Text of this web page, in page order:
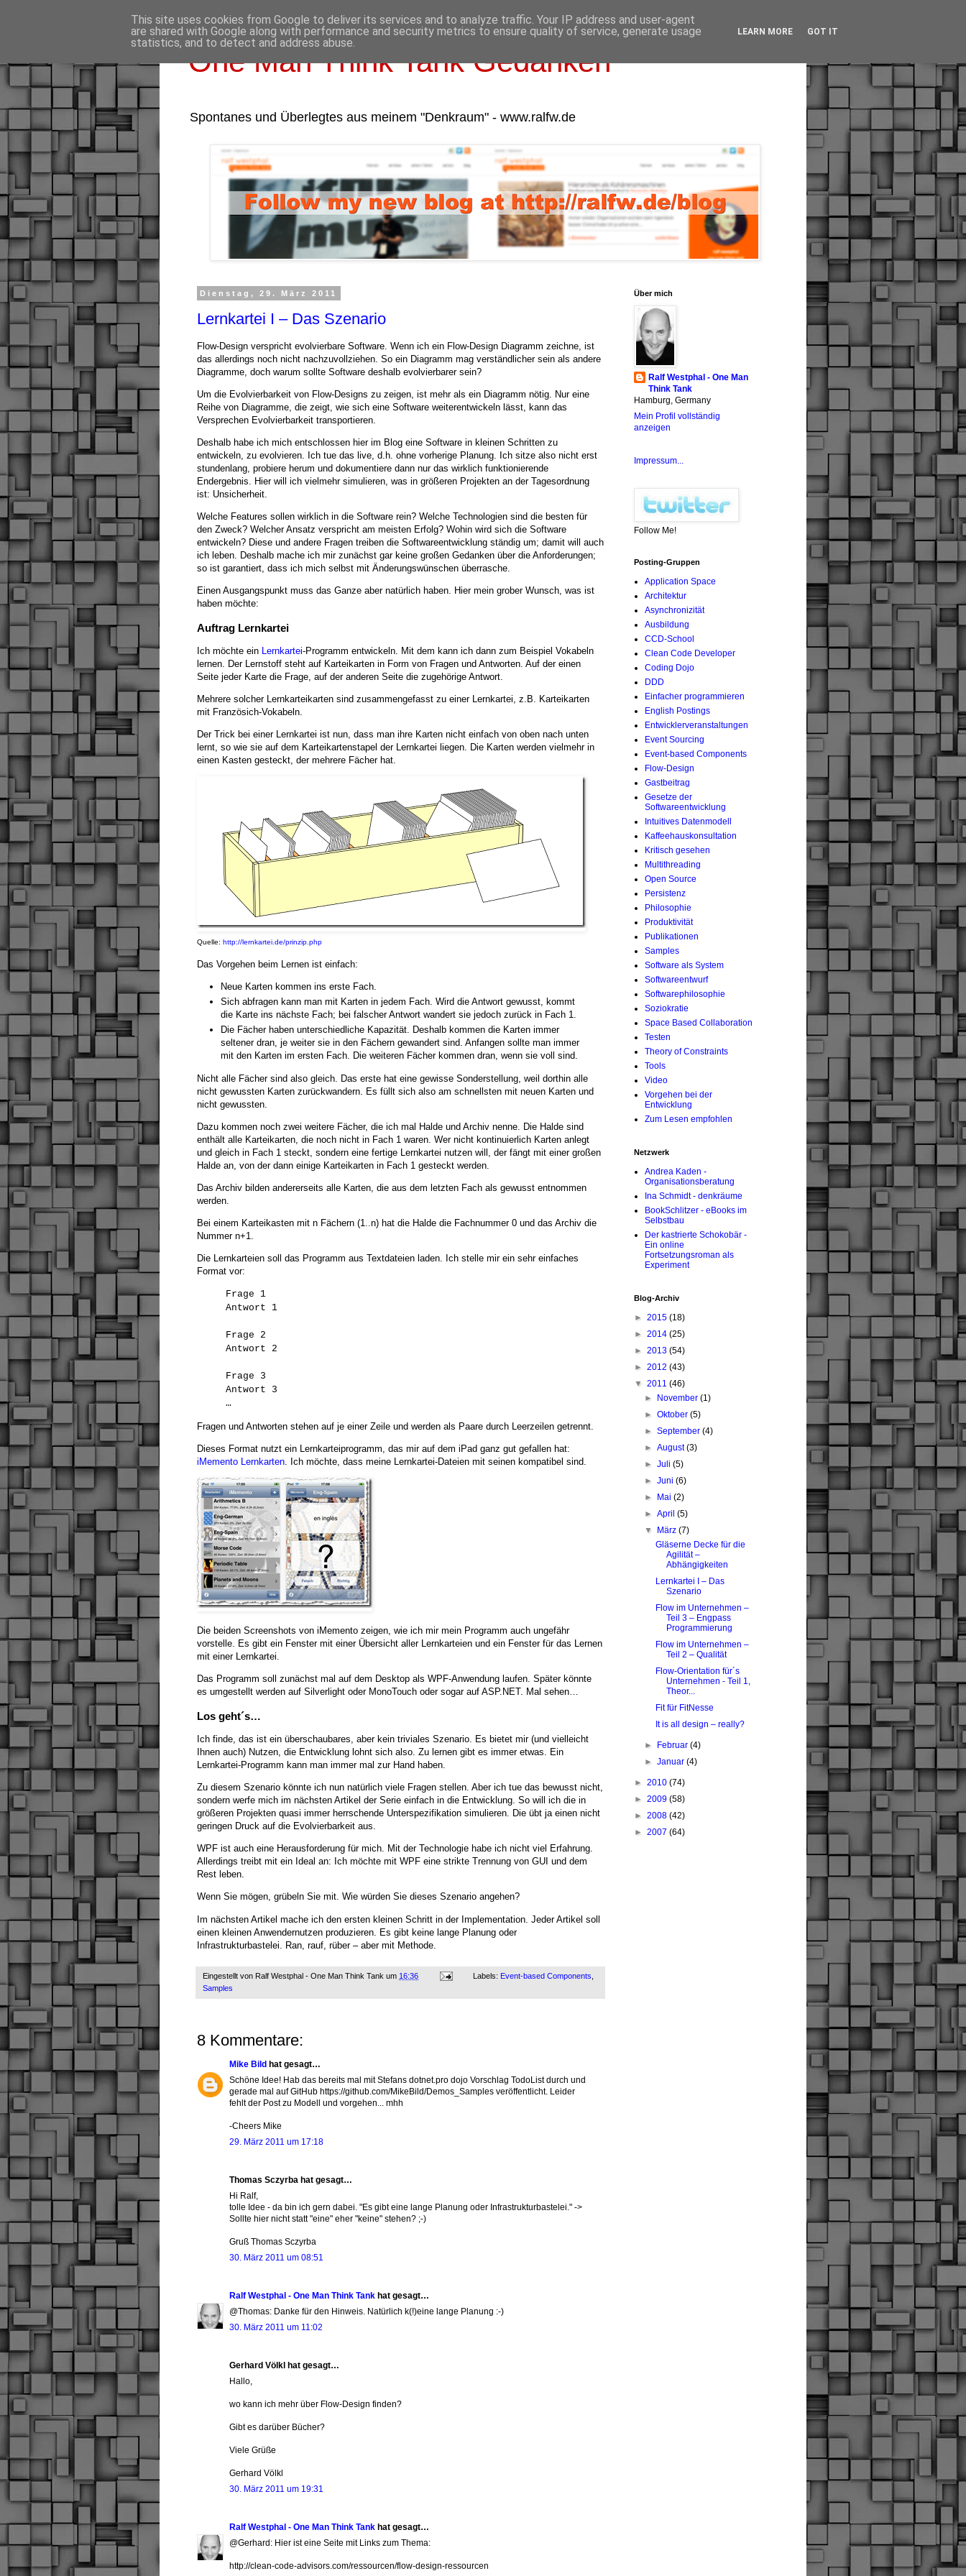
One Man Think Tank Gedanken
Spontanes und Überlegtes aus meinem "Denkraum" - www.ralfw.de
Dienstag, 29. März 2011
Lernkartei I – Das Szenario
Flow-Design verspricht evolvierbare Software. Wenn ich ein Flow-Design Diagramm zeichne, ist
das allerdings noch nicht nachzuvollziehen. So ein Diagramm mag verständlicher sein als andere
Diagramme, doch warum sollte Software deshalb evolvierbarer sein?
Um die Evolvierbarkeit von Flow-Designs zu zeigen, ist mehr als ein Diagramm nötig. Nur eine
Reihe von Diagramme, die zeigt, wie sich eine Software weiterentwickeln lässt, kann das
Versprechen Evolvierbarkeit transportieren.
Deshalb habe ich mich entschlossen hier im Blog eine Software in kleinen Schritten zu
entwickeln, zu evolvieren. Ich tue das live, d.h. ohne vorherige Planung. Ich sitze also nicht erst
stundenlang, probiere herum und dokumentiere dann nur das wirklich funktionierende
Endergebnis. Hier will ich vielmehr simulieren, was in größeren Projekten an der Tagesordnung
ist: Unsicherheit.
Welche Features sollen wirklich in die Software rein? Welche Technologien sind die besten für
den Zweck? Welcher Ansatz verspricht am meisten Erfolg? Wohin wird sich die Software
entwickeln? Diese und andere Fragen treiben die Softwareentwicklung ständig um; damit will auch
ich leben. Deshalb mache ich mir zunächst gar keine großen Gedanken über die Anforderungen;
so ist garantiert, dass ich mich selbst mit Änderungswünschen überrasche.
Einen Ausgangspunkt muss das Ganze aber natürlich haben. Hier mein grober Wunsch, was ist
haben möchte:
Auftrag Lernkartei
Ich möchte ein Lernkartei-Programm entwickeln. Mit dem kann ich dann zum Beispiel Vokabeln
lernen. Der Lernstoff steht auf Karteikarten in Form von Fragen und Antworten. Auf der einen
Seite jeder Karte die Frage, auf der anderen Seite die zugehörige Antwort.
Mehrere solcher Lernkarteikarten sind zusammengefasst zu einer Lernkartei, z.B. Karteikarten
mit Französich-Vokabeln.
Der Trick bei einer Lernkartei ist nun, dass man ihre Karten nicht einfach von oben nach unten
lernt, so wie sie auf dem Karteikartenstapel der Lernkartei liegen. Die Karten werden vielmehr in
einen Kasten gesteckt, der mehrere Fächer hat.
Quelle: http://lernkartei.de/prinzip.php
Das Vorgehen beim Lernen ist einfach:
Neue Karten kommen ins erste Fach.
Sich abfragen kann man mit Karten in jedem Fach. Wird die Antwort gewusst, kommt
die Karte ins nächste Fach; bei falscher Antwort wandert sie jedoch zurück in Fach 1.
Die Fächer haben unterschiedliche Kapazität. Deshalb kommen die Karten immer
seltener dran, je weiter sie in den Fächern gewandert sind. Anfangen sollte man immer
mit den Karten im ersten Fach. Die weiteren Fächer kommen dran, wenn sie voll sind.
Nicht alle Fächer sind also gleich. Das erste hat eine gewisse Sonderstellung, weil dorthin alle
nicht gewussten Karten zurückwandern. Es füllt sich also am schnellsten mit neuen Karten und
nicht gewussten.
Dazu kommen noch zwei weitere Fächer, die ich mal Halde und Archiv nenne. Die Halde sind
enthält alle Karteikarten, die noch nicht in Fach 1 waren. Wer nicht kontinuierlich Karten anlegt
und gleich in Fach 1 steckt, sondern eine fertige Lernkartei nutzen will, der fängt mit einer großen
Halde an, von der dann einige Karteikarten in Fach 1 gesteckt werden.
Das Archiv bilden andererseits alle Karten, die aus dem letzten Fach als gewusst entnommen
werden.
Bei einem Karteikasten mit n Fächern (1..n) hat die Halde die Fachnummer 0 und das Archiv die
Nummer n+1.
Die Lernkarteien soll das Programm aus Textdateien laden. Ich stelle mir ein sehr einfaches
Format vor:
Frage 1
Antwort 1
Frage 2
Antwort 2
Frage 3
Antwort 3
…
Fragen und Antworten stehen auf je einer Zeile und werden als Paare durch Leerzeilen getrennt.
Dieses Format nutzt ein Lernkarteiprogramm, das mir auf dem iPad ganz gut gefallen hat:
iMemento Lernkarten . Ich möchte, dass meine Lernkartei-Dateien mit seinen kompatibel sind.
Die beiden Screenshots von iMemento zeigen, wie ich mir mein Programm auch ungefähr
vorstelle. Es gibt ein Fenster mit einer Übersicht aller Lernkarteien und ein Fenster für das Lernen
mit einer Lernkartei.
Das Programm soll zunächst mal auf dem Desktop als WPF-Anwendung laufen. Später könnte
es umgestellt werden auf Silverlight oder MonoTouch oder sogar auf ASP.NET. Mal sehen…
Los geht´s…
Ich finde, das ist ein überschaubares, aber kein triviales Szenario. Es bietet mir (und vielleicht
Ihnen auch) Nutzen, die Entwicklung lohnt sich also. Zu lernen gibt es immer etwas. Ein
Lernkartei-Programm kann man immer mal zur Hand haben.
Zu diesem Szenario könnte ich nun natürlich viele Fragen stellen. Aber ich tue das bewusst nicht,
sondern werfe mich im nächsten Artikel der Serie einfach in die Entwicklung. So will ich die in
größeren Projekten quasi immer herrschende Unterspezifikation simulieren. Die übt ja einen nicht
geringen Druck auf die Evolvierbarkeit aus.
WPF ist auch eine Herausforderung für mich. Mit der Technologie habe ich nicht viel Erfahrung.
Allerdings treibt mit ein Ideal an: Ich möchte mit WPF eine strikte Trennung von GUI und dem
Rest leben.
Wenn Sie mögen, grübeln Sie mit. Wie würden Sie dieses Szenario angehen?
Im nächsten Artikel mache ich den ersten kleinen Schritt in der Implementation. Jeder Artikel soll
einen kleinen Anwendernutzen produzieren. Es gibt keine lange Planung oder
Infrastrukturbastelei. Ran, rauf, rüber – aber mit Methode.
Eingestellt von Ralf Westphal - One Man Think Tank um 16:36 Labels: Event-based Components
Samples
8 Kommentare:
Mike Bild hat gesagt…
Schöne Idee! Hab das bereits mal mit Stefans dotnet.pro dojo Vorschlag TodoList durch und
gerade mal auf GitHub https://github.com/MikeBild/Demos_Samples veröffentlicht. Leider
fehlt der Post zu Modell und vorgehen... mhh
-Cheers Mike
29. März 2011 um 17:18
Thomas Sczyrba hat gesagt…
Hi Ralf,
tolle Idee - da bin ich gern dabei. "Es gibt eine lange Planung oder Infrastrukturbastelei." ->
Sollte hier nicht statt "eine" eher "keine" stehen? ;-)
Gruß Thomas Sczyrba
30. März 2011 um 08:51
Ralf Westphal - One Man Think Tank hat gesagt…
@Thomas: Danke für den Hinweis. Natürlich k(!)eine lange Planung :-)
30. März 2011 um 11:02
Gerhard Völkl hat gesagt…
Hallo,
wo kann ich mehr über Flow-Design finden?
Gibt es darüber Bücher?
Viele Grüße
Gerhard Völkl
30. März 2011 um 19:31
Ralf Westphal - One Man Think Tank hat gesagt…
@Gerhard: Hier ist eine Seite mit Links zum Thema:
http://clean-code-advisors.com/ressourcen/flow-design-ressourcen
Über mich
Ralf Westphal - One Man
Think Tank
Hamburg, Germany
Mein Profil vollständig
anzeigen
Impressum...
Follow Me!
Posting-Gruppen
Application Space
Architektur
Asynchronizität
Ausbildung
CCD-School
Clean Code Developer
Coding Dojo
DDD
Einfacher programmieren
English Postings
Entwicklerveranstaltungen
Event Sourcing
Event-based Components
Flow-Design
Gastbeitrag
Gesetze der
Softwareentwicklung
Intuitives Datenmodell
Kaffeehauskonsultation
Kritisch gesehen
Multithreading
Open Source
Persistenz
Philosophie
Produktivität
Publikationen
Samples
Software als System
Softwareentwurf
Softwarephilosophie
Soziokratie
Space Based Collaboration
Testen
Theory of Constraints
Tools
Video
Vorgehen bei der
Entwicklung
Zum Lesen empfohlen
Netzwerk
Andrea Kaden -
Organisationsberatung
Ina Schmidt - denkräume
BookSchlitzer - eBooks im
Selbstbau
Der kastrierte Schokobär -
Ein online
Fortsetzungsroman als
Experiment
Blog-Archiv
► 2015 (18)
► 2014 (25)
► 2013 (54)
► 2012 (43)
▼ 2011 (46)
►
November(1)
►Oktober(5)
►September(4)
►August(3)
►Juli(5)
►Juni(6)
►
Mai(2)
►April(5)
▼
März(7)
Gläserne Decke für die
Agilität –
Abhängigkeiten
Lernkartei I – Das
Szenario
Flow im Unternehmen –
Teil 3 – Engpass
Programmierung
Flow im Unternehmen –
Teil 2 – Qualität
Flow-Orientation für´s
Unternehmen - Teil 1,
Theor...
Fit für FitNesse
It is all design – really?
► Februar(4)
►Januar(4)
► 2010 (74)
► 2009 (58)
► 2008 (42)
► 2007 (64)
This site uses cookies from Google to deliver its services and to analyze traffic. Your IP address and user-agent
are shared with Google along with performance and security metrics to ensure quality of service, generate usage
statistics, and to detect and address abuse.
LEARN MORE GOT IT